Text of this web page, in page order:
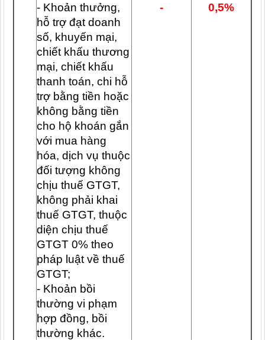
- Khoản thưởng,
hỗ trợ đạt doanh
số, khuyến mại,
chiết khấu thương
mại, chiết khấu
thanh toán, chi hỗ
trợ bằng tiền hoặc
không bằng tiền
cho hộ khoán gắn
với mua hàng
hóa, dịch vụ thuộc
đối tượng không
chịu thuế GTGT,
không phải khai
thuế GTGT, thuộc
diện chịu thuế
GTGT 0% theo
pháp luật về thuế
GTGT;
- Khoản bồi
thường vi phạm
hợp đồng, bồi
thường khác.
- 0,5%